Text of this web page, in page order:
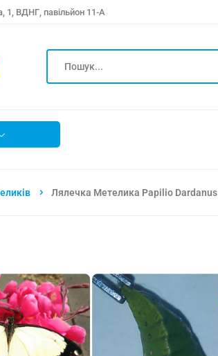
1, ВДНГ, павільйон 11-А
Лялечка Метелика Papilio Dardanus